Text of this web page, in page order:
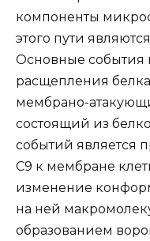
компоненты
этого пути
Основные события
расщепления
мембрано-
состоящий из
событий является
С9 к мембране
изменение
на ней
образованием